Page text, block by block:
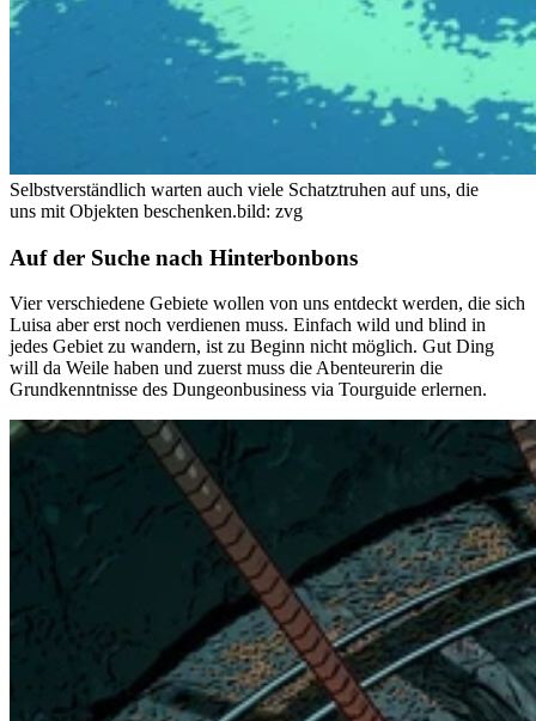
Selbstverständlich warten auch viele Schatztruhen auf uns, die
uns mit Objekten beschenken.bild: zvg
Auf der Suche nach Hinterbonbons
Vier verschiedene Gebiete wollen von uns entdeckt werden, die sich
Luisa aber erst noch verdienen muss. Einfach wild und blind in
jedes Gebiet zu wandern, ist zu Beginn nicht möglich. Gut Ding
will da Weile haben und zuerst muss die Abenteurerin die
Grundkenntnisse des Dungeonbusiness via Tourguide erlernen.